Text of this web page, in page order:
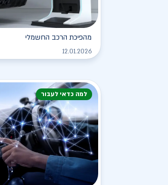
מהפיכת הרכב החשמלי
12.01.2026
למה כדאי לעבור